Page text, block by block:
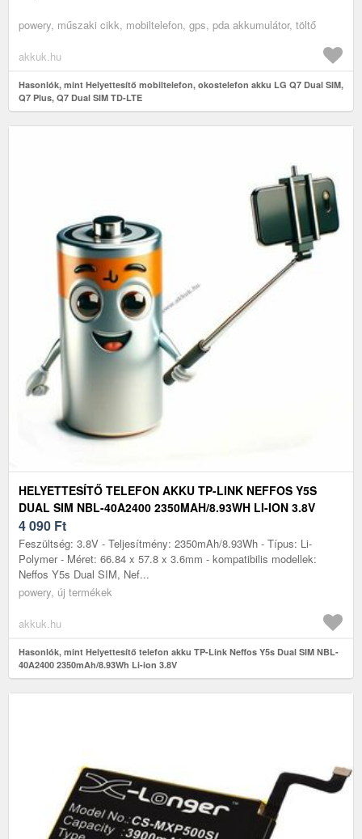
powery, műszaki cikk, mobiltelefon, gps, pda akkumulátor, töltő
akkuk.hu
Hasonlók, mint Helyettesítő mobiltelefon, okostelefon akku LG Q7 Dual SIM,
Q7 Plus, Q7 Dual SIM TD-LTE
HELYETTESÍTŐ TELEFON AKKU TP-LINK NEFFOS Y5S
DUAL SIM NBL-40A2400 2350MAH/8.93WH LI-ION 3.8V
4 090 Ft
Feszültség: 3.8V - Teljesítmény: 2350mAh/8.93Wh - Típus: Li-
Polymer - Méret: 66.84 x 57.8 x 3.6mm - kompatibilis modellek:
Neffos Y5s Dual SIM, Nef...
powery, új termékek
akkuk.hu
Hasonlók, mint Helyettesítő telefon akku TP-Link Neffos Y5s Dual SIM NBL-
40A2400 2350mAh/8.93Wh Li-ion 3.8V